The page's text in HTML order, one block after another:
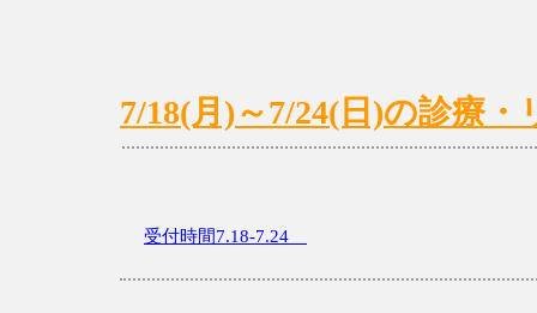
7/18(月)～7/24(日)の診療
受付時間7.18-7.24